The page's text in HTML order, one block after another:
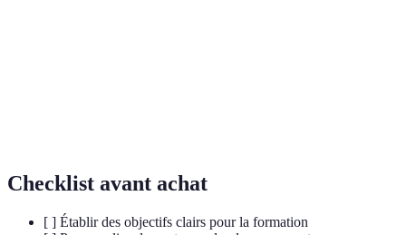
Checklist avant achat
[ ] Établir des objectifs clairs pour la formation